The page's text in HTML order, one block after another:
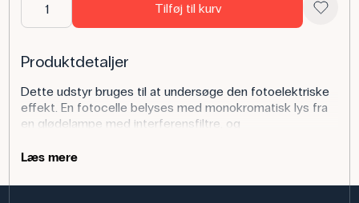
Tilføj til kurv
Produktdetaljer
Dette udstyr bruges til at undersøge den fotoelektriske
effekt. En fotocelle belyses med monokromatisk lys fra
en glødelampe med interferensfiltre, og
Herfra kan Plancks konstant bestemmes. Eleverne kan
hvordan elektronernes energi afhænger af frekvens, men
Læs mere